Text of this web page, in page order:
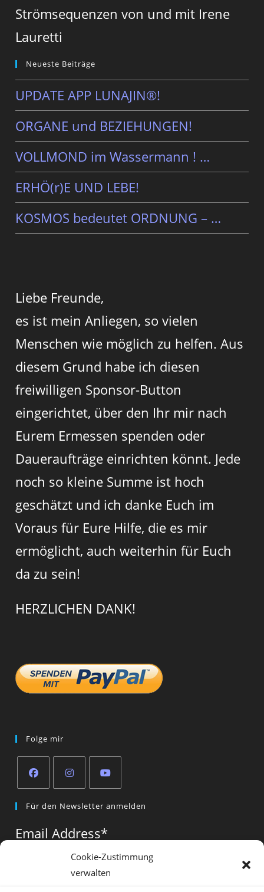
Cookie-Zustimmung
verwalten
Strömsequenzen von und mit Irene
Lauretti
Neueste Beiträge
UPDATE APP LUNAJIN®!
ORGANE und BEZIEHUNGEN!
VOLLMOND im Wassermann ! …
ERHÖ(r)E UND LEBE!
KOSMOS bedeutet ORDNUNG – …
Liebe Freunde,
es ist mein Anliegen, so vielen
Menschen wie möglich zu helfen. Aus
diesem Grund habe ich diesen
freiwilligen Sponsor-Button
eingerichtet, über den Ihr mir nach
Eurem Ermessen spenden oder
Daueraufträge einrichten könnt. Jede
noch so kleine Summe ist hoch
geschätzt und ich danke Euch im
Voraus für Eure Hilfe, die es mir
ermöglicht, auch weiterhin für Euch
da zu sein!
HERZLICHEN DANK!
Folge mir
in
new
in
new
in
new
tab
Für den Newsletter anmelden
Email Address*